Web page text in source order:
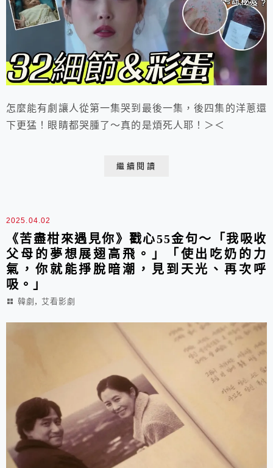
怎麼能有劇讓人從第一集哭到最後一集，後四集的洋蔥還
下更猛！眼睛都哭腫了～真的是煩死人耶！＞＜
繼續閱讀
2025.04.02
《苦盡柑來遇見你》戳心55金句～「我吸收
父母的夢想展翅高飛。」「使出吃奶的力
氣，你就能掙脫暗潮，見到天光、再次呼
吸。」
韓劇 , 艾看影劇